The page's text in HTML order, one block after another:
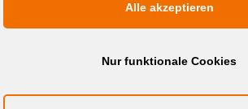
MEDIADATEN
Alle akzeptieren
Nur funktionale Cookies